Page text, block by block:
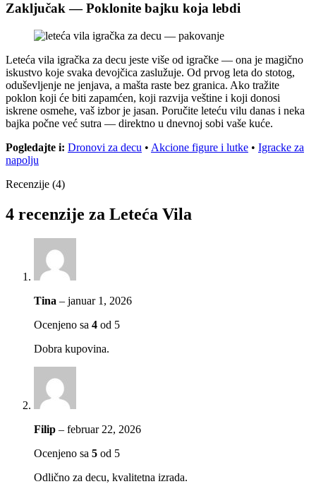
Zaključak — Poklonite bajku koja lebdi
Leteća vila igračka za decu jeste više od igračke — ona je magično
iskustvo koje svaka devojčica zaslužuje. Od prvog leta do stotog,
oduševljenje ne jenjava, a mašta raste bez granica. Ako tražite
poklon koji će biti zapamćen, koji razvija veštine i koji donosi
iskrene osmehe, vaš izbor je jasan. Poručite letеću vilu danas i neka
bajka počne već sutra — direktno u dnevnoj sobi vaše kuće.
Pogledajte i: Dronovi za decu • Akcione figure i lutke • Igracke za
napolju
Recenzije (4)
4 recenzije za Leteća Vila
Tina – januar 1, 2026
Ocenjeno sa 4 od 5
Dobra kupovina.
Filip – februar 22, 2026
Ocenjeno sa 5 od 5
Odlično za decu, kvalitetna izrada.